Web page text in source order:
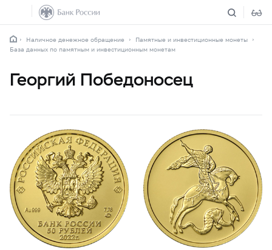
Наличное денежное обращение
Памятные и инвестиционные монеты
База данных по памятным и инвестиционным монетам
Георгий Победоносец